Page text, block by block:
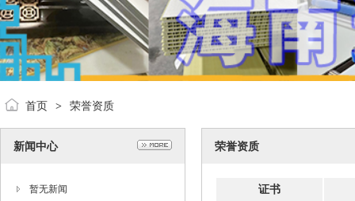
首页 > 荣誉资质
新闻中心
暂无新闻
荣誉资质
证书